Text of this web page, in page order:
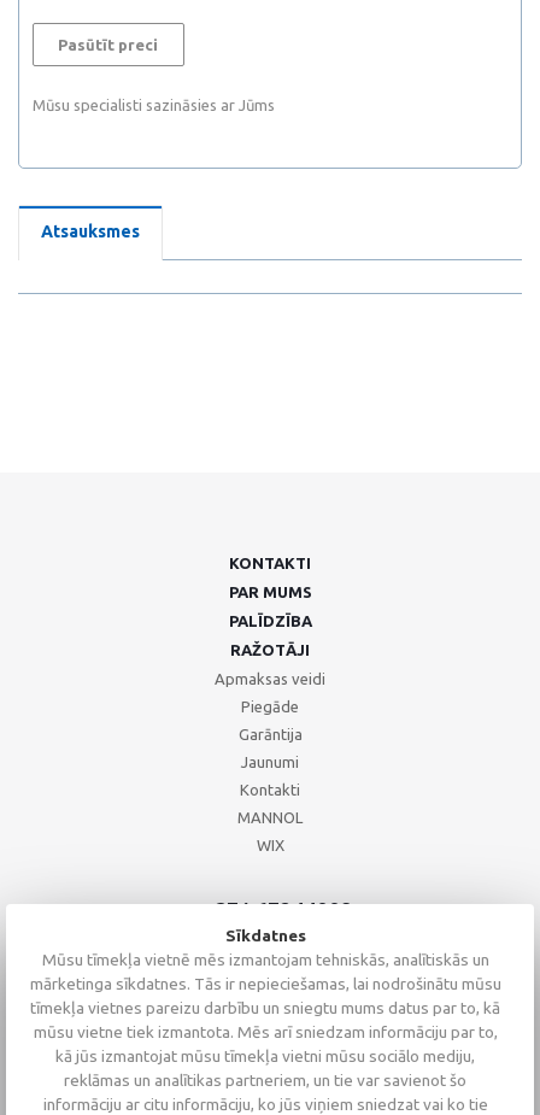
Pasūtīt preci
Mūsu specialisti sazināsies ar Jūms
Atsauksmes
KONTAKTI
PAR MUMS
PALĪDZĪBA
RAŽOTĀJI
Apmaksas veidi
Piegāde
Garāntija
Jaunumi
Kontakti
MANNOL
WIX
+371 67244008
+371 67271055
+371 26002793
Sīkdatnes
Mūsu tīmekļa vietnē mēs izmantojam tehniskās, analītiskās un
mārketinga sīkdatnes. Tās ir nepieciešamas, lai nodrošinātu mūsu
tīmekļa vietnes pareizu darbību un sniegtu mums datus par to, kā
mūsu vietne tiek izmantota. Mēs arī sniedzam informāciju par to,
kā jūs izmantojat mūsu tīmekļa vietni mūsu sociālo mediju,
reklāmas un analītikas partneriem, un tie var savienot šo
informāciju ar citu informāciju, ko jūs viņiem sniedzat vai ko tie